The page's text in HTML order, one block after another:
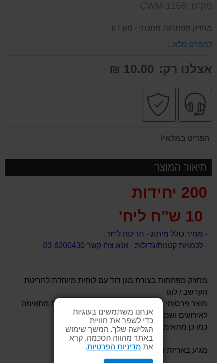
אנחנו משתמשים בעוגיות
כדי לשפר את חוויית
הגלישה שלך. המשך שימוש
באתר מהווה הסכמה. קרא
את מדיניות הפרטיות.
המוצר
מק"ט: CWM 1158
מחזיק מפתחות מתכתי - מגן דוד
למפרט מלא...
אצלנו רק: 10.00 ₪
שירות
מקצועי
הפריט במלאי!
תיאור המוצר
200 יחידות
- מחיר כולל מיתוג - חריטת לייזר.
- לכמויות קטנות/גדולות - אנא צרו קשר 03-6200430
מחזיק מפתחות בצורת מגן דוד עם לוחית מיוחדת לחריטת
הקדשב / לוגו
מוצר פרסומי מרהיב ביופיו באריזת מתנה מיוחדת מתאימה
לאירועים ושמחות
כמו כן מתאימה לתושבי חוץ ותיירים.
מגיע באריזת מתנה.